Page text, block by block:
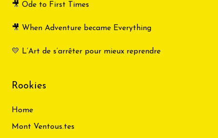
🎥 Ode to First Times
🎥 When Adventure became Everything
💛 L’Art de s’arrêter pour mieux reprendre
Rookies
Home
Mont Ventous.tes